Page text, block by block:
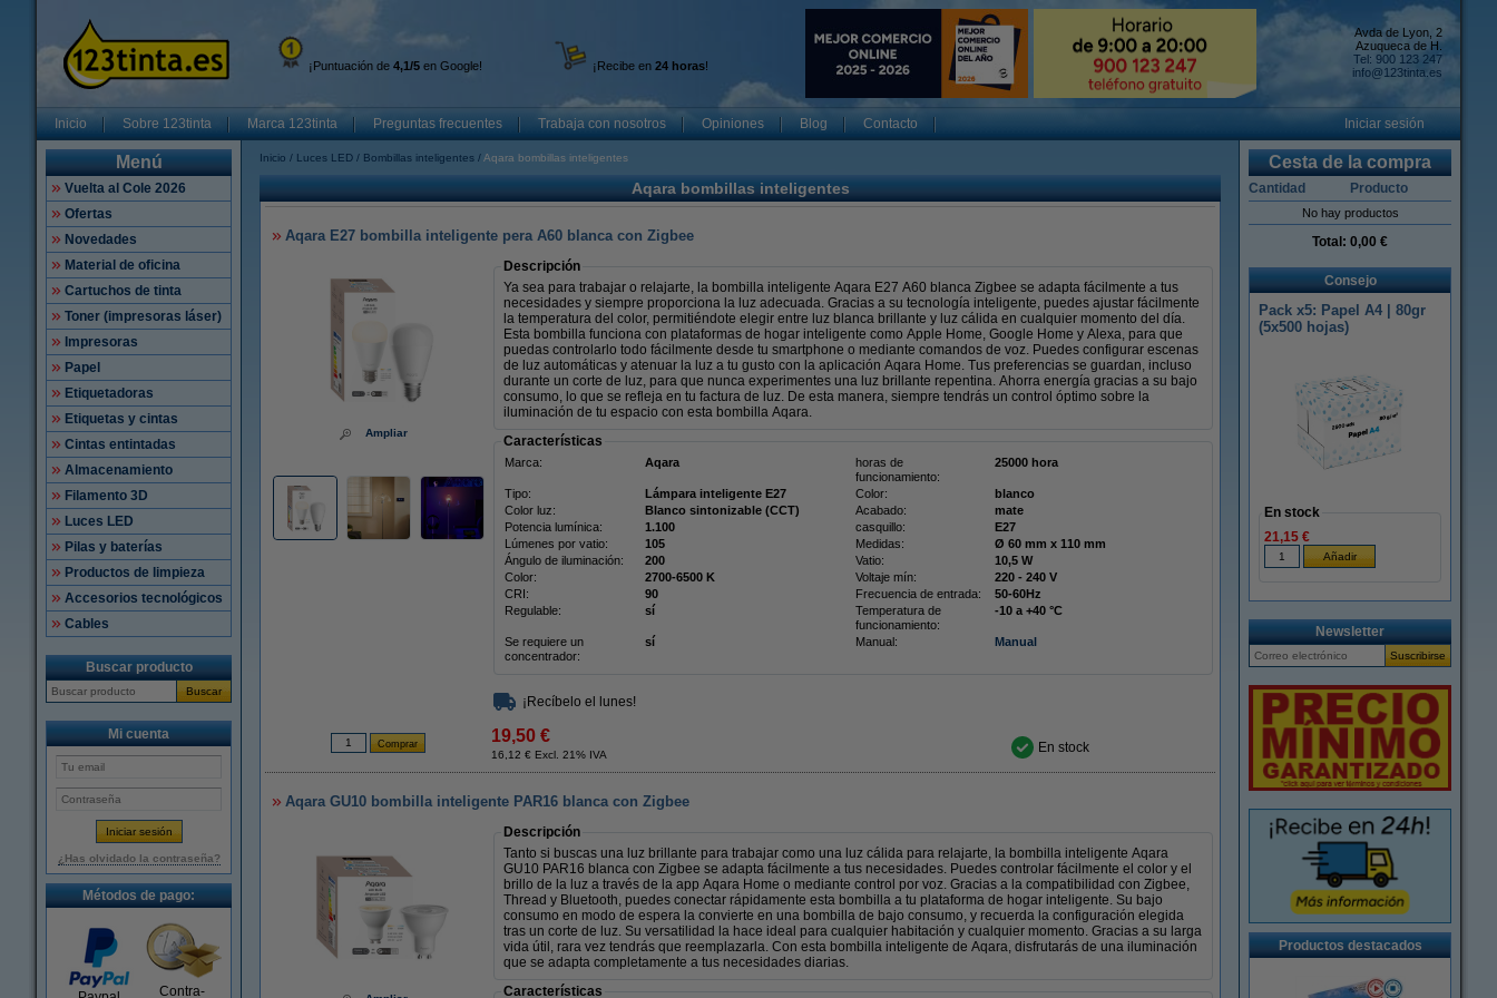
¡Puntuación de 4,1/5 en Google! ¡Recibe en 24 horas!
Avda de Lyon, 2
Azuqueca de H.
Tel: 900 123 247
info@123tinta.es
Inicio Sobre 123tinta Marca 123tinta Preguntas frecuentes Trabaja con nosotros Opiniones Blog Contacto Iniciar sesión
Menú
Vuelta al Cole 2026
Ofertas
Novedades
Material de oficina
Cartuchos de tinta
Toner (impresoras láser)
Impresoras
Papel
Etiquetadoras
Etiquetas y cintas
Cintas entintadas
Almacenamiento
Filamento 3D
Luces LED
Pilas y baterías
Productos de limpieza
Accesorios tecnológicos
Cables
Buscar producto
Buscar
Mi cuenta
¿Has olvidado la contraseña?
Métodos de pago:
Contra-
Inicio Luces LED Bombillas inteligentes Aqara bombillas inteligentes
Aqara bombillas inteligentes
Aqara E27 bombilla inteligente pera A60 blanca con Zigbee
Ampliar
Descripción
Ya sea para trabajar o relajarte, la bombilla inteligente Aqara E27 A60 blanca Zigbee se adapta fácilmente a tus
necesidades y siempre proporciona la luz adecuada. Gracias a su tecnología inteligente, puedes ajustar fácilmente
la temperatura del color, permitiéndote elegir entre luz blanca brillante y luz cálida en cualquier momento del día.
Esta bombilla funciona con plataformas de hogar inteligente como Apple Home, Google Home y Alexa, para que
puedas controlarlo todo fácilmente desde tu smartphone o mediante comandos de voz. Puedes configurar escenas
de luz automáticas y atenuar la luz a tu gusto con la aplicación Aqara Home. Tus preferencias se guardan, incluso
durante un corte de luz, para que nunca experimentes una luz brillante repentina. Ahorra energía gracias a su bajo
consumo, lo que se refleja en tu factura de luz. De esta manera, siempre tendrás un control óptimo sobre la
iluminación de tu espacio con esta bombilla Aqara.
Características
Marca: Aqara
horas de
funcionamiento:
25000 hora
Tipo: Lámpara inteligente E27 Color:
blanco
Color luz:
Blanco sintonizable (CCT) Acabado:
mate
Potencia lumínica:
1.100 casquillo:
E27
Lúmenes por vatio:
105 Medidas:
Ø 60 mm x 110 mm
Ángulo de iluminación:
200 Vatio:
10,5 W
Color:
2700-6500 K Voltaje mín:
220 - 240 V
CRI:
90 Frecuencia de entrada:
50-60Hz
Regulable:
sí
Temperatura de
funcionamiento:
-10 a +40 °C
Se requiere un
concentrador:
sí Manual: Manual
¡Recíbelo el lunes!
19,50 €
16,12 € Excl. 21% IVA En stock
Aqara GU10 bombilla inteligente PAR16 blanca con Zigbee
Descripción
Tanto si buscas una luz brillante para trabajar como una luz cálida para relajarte, la bombilla inteligente Aqara
GU10 PAR16 blanca con Zigbee se adapta fácilmente a tus necesidades. Puedes controlar fácilmente el color y el
brillo de la luz a través de la app Aqara Home o mediante control por voz. Gracias a la compatibilidad con Zigbee,
Thread y Bluetooth, puedes conectar rápidamente esta bombilla a tu plataforma de hogar inteligente. Su bajo
consumo en modo de espera la convierte en una bombilla de bajo consumo, y recuerda la configuración elegida
tras un corte de luz. Su versatilidad la hace ideal para cualquier habitación y cualquier momento. Gracias a su larga
vida útil, rara vez tendrás que reemplazarla. Con esta bombilla inteligente de Aqara, disfrutarás de una iluminación
que se adapta completamente a tus necesidades diarias.
Características
Cesta de la compra
Cantidad Producto
No hay productos
Total: 0,00 €
Consejo
Pack x5: Papel A4 | 80gr
(5x500 hojas)
En stock
21,15 €
Newsletter
Productos destacados